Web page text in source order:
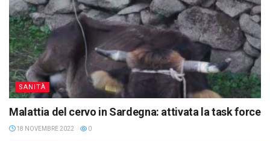
SANITÀ
Malattia del cervo in Sardegna: attivata la task force
18 NOVEMBRE 2022 0